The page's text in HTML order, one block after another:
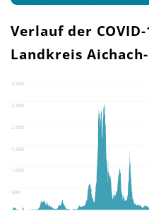
Verlauf der
Landkreis
500
1.000
1.500
2.000
2.500
3.000